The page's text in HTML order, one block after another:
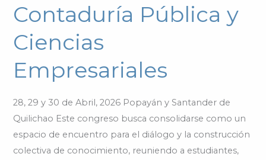
Contaduría Pública y
Ciencias
Empresariales
28, 29 y 30 de Abril, 2026 Popayán y Santander de
Quilichao Este congreso busca consolidarse como un
espacio de encuentro para el diálogo y la construcción
colectiva de conocimiento, reuniendo a estudiantes,
Contaduría
Pública
y
Ciencias
Empresariales